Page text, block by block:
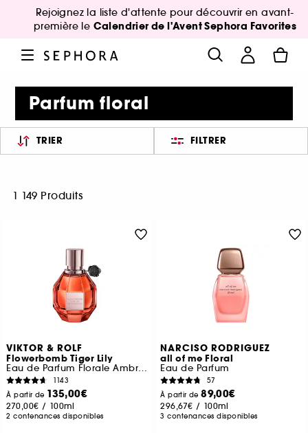
Rejoignez la liste d'attente pour découvrir en avant-
première le Calendrier de l'Avent Sephora Favorites
Parfum floral
TRIER FILTRER
1 149 Produits
VIKTOR & ROLF
Flowerbomb Tiger Lily
Eau de Parfum Florale Ambrée Pour Elle
1143
À partir de 135,00€
270,00€ / 100ml
2 contenances disponibles
NARCISO RODRIGUEZ
all of me Floral
Eau de Parfum
57
À partir de89,00€
296,67€ / 100ml
3 contenances disponibles